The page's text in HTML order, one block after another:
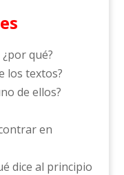
qué?
los textos?
de ellos?
en
dice al principio